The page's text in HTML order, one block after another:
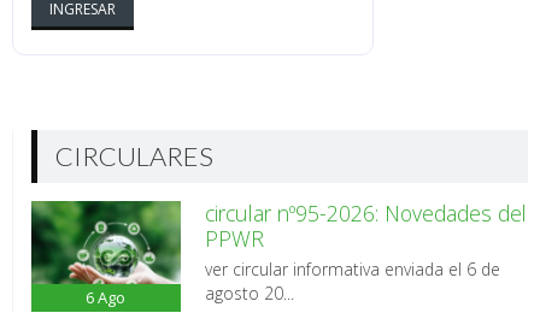
CIRCULARES
6Ago
circular nº95-2026: Novedades del
PPWR
ver circular informativa enviada el 6 de
agosto 20...